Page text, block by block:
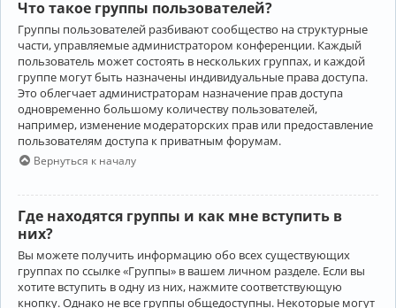
Что такое группы пользователей?
Группы пользователей разбивают сообщество на структурные
части, управляемые администратором конференции. Каждый
пользователь может состоять в нескольких группах, и каждой
группе могут быть назначены индивидуальные права доступа.
Это облегчает администраторам назначение прав доступа
одновременно большому количеству пользователей,
например, изменение модераторских прав или предоставление
пользователям доступа к приватным форумам.
Вернуться к началу
Где находятся группы и как мне вступить в
них?
Вы можете получить информацию обо всех существующих
группах по ссылке «Группы» в вашем личном разделе. Если вы
хотите вступить в одну из них, нажмите соответствующую
кнопку. Однако не все группы общедоступны. Некоторые могут